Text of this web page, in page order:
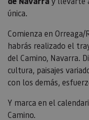
única.
Comienza en
habrás realizado el
del Camino, Navarra.
cultura, paisajes
con los demás,
Y marca en el
Camino.